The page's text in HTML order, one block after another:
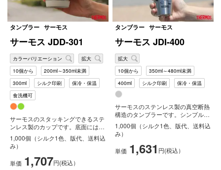
タンブラー サーモス
サーモス JDD-301
カラーバリエーション
拡大
10個から
200ml～350ml未満
300ml
シルク印刷
保冷・保温
食洗機可
サーモスのスタッキングできるステ
ンレス製のカップです。底面にはカ
バーがついていて取り外し可能。食
洗器...
1,000個（シルク1色、版代、送料込
み）
単価 1,707円(税込）
タンブラー サーモス
サーモス JDI-400
拡大
10個から
350ml～480ml未満
400ml
シルク印刷 保冷・保温
サーモスのステンレス製の真空断熱
構造のタンブラーです。シンプルで
スリムな400mlです。ホットでも
コ...
1,000個（シルク1色、版代、送料込
み）
単価 1,631 円(税込）